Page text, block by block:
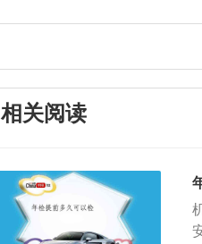
相关阅读